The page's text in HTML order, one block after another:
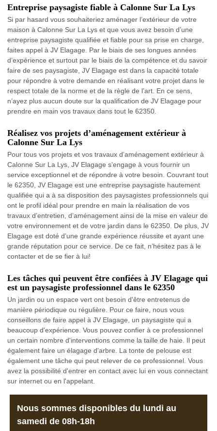
Entreprise paysagiste fiable à Calonne Sur La Lys
Si par hasard vous souhaiteriez aménager l’extérieur de votre
maison à Calonne Sur La Lys et que vous avez besoin d’une
entreprise paysagiste qualifiée et fiable pour sa prise en charge,
faites appel à JV Elagage. Par le biais de ses longues années
d’expérience et surtout par le biais de la compétence et du savoir
faire de ses paysagiste, JV Elagage est dans la capacité totale
pour répondre à votre demande en réalisant votre projet dans le
respect totale de la norme et de la règle de l’art. En ce sens,
n’ayez plus aucun doute sur la qualification de JV Elagage pour
prendre en main vos travaux dans tout le 62350.
Réalisez vos projets d’aménagement extérieur à
Calonne Sur La Lys
Pour tous vos projets et vos travaux d’aménagement extérieur à
Calonne Sur La Lys, JV Elagage s’engage à vous fournir un
service exceptionnel et de répondre à votre besoin. Couvrant tout
le 62350, JV Elagage est une entreprise paysagiste hautement
qualifiée qui a à sa disposition des paysagistes professionnels qui
ont le profil idéal pour prendre en main la réalisation de vos
travaux d’entretien, d’aménagement ainsi de la mise en valeur de
votre environnement et de votre jardin dans le 62350. De plus, JV
Elagage est doté d’une grande expérience réussite et ayant une
grande réputation pour ce service. De ce fait, n’hésitez pas à le
contacter et de se fier à lui!
Les tâches qui peuvent être confiées à JV Elagage qui
est un paysagiste professionnel dans le 62350
Un jardin ou un espace vert ont besoin d'être entretenus de
manière périodique ou régulière. Pour ce faire, nous vous
conseillons de faire appel à JV Elagage, un paysagiste qui a
beaucoup d'expérience. Vous pouvez confier à ce professionnel
un certain nombre d'interventions comme la taille de haie. Il peut
également faire un élagage d'arbre. La tonte de pelouse est
également une tâche qui peut relever de ce professionnel. Vous
avez la possibilité d'entrer en contact avec lui en vous connectant
sur internet ou en l'appelant.
Nous sommes disponibles du lundi au
samedi de 08h-18h